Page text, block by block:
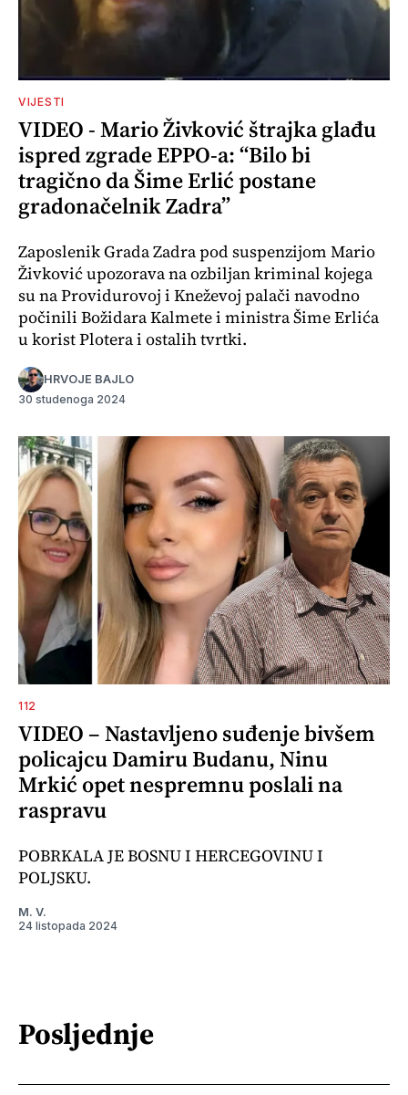
VIJESTI
VIDEO - Mario Živković štrajka glađu
ispred zgrade EPPO-a: “Bilo bi
tragično da Šime Erlić postane
gradonačelnik Zadra”
Zaposlenik Grada Zadra pod suspenzijom Mario
Živković upozorava na ozbiljan kriminal kojega
su na Providurovoj i Kneževoj palači navodno
počinili Božidara Kalmete i ministra Šime Erlića
u korist Plotera i ostalih tvrtki.
HRVOJE BAJLO
30 studenoga 2024
112
VIDEO – Nastavljeno suđenje bivšem
policajcu Damiru Budanu, Ninu
Mrkić opet nespremnu poslali na
raspravu
POBRKALA JE BOSNU I HERCEGOVINU I
POLJSKU.
M. V.
24 listopada 2024
Posljednje